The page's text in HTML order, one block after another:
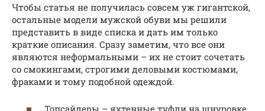
Чтобы статья не получилась совсем уж гигантской,
остальные модели мужской обуви мы решили
представить в виде списка и дать им только
краткие описания. Сразу заметим, что все они
являются неформальными – их не стоит сочетать
со смокингами, строгими деловыми костюмами,
фраками и тому подобной одеждой.